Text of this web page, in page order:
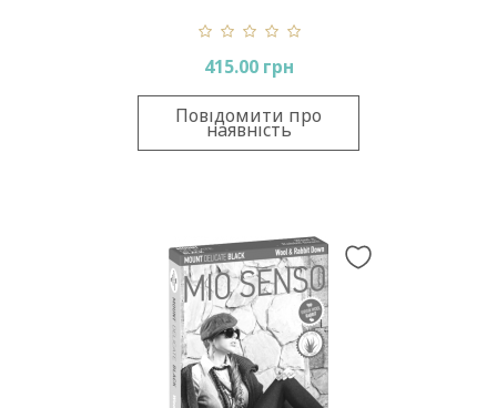
Rabbit Down XL
415.00 грн
Повідомити про
наявність